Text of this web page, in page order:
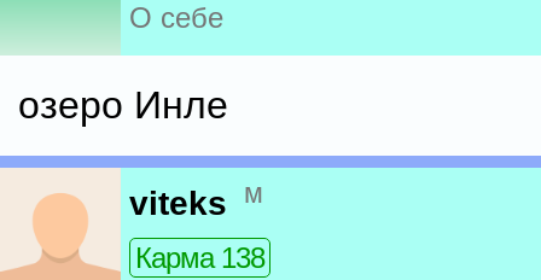
О себе
озеро Инле
viteks м
Карма 138